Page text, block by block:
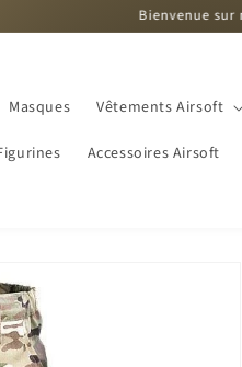
Bienvenue sur notre boutique
Masques Vêtements Airsoft
Accessoires Airsoft